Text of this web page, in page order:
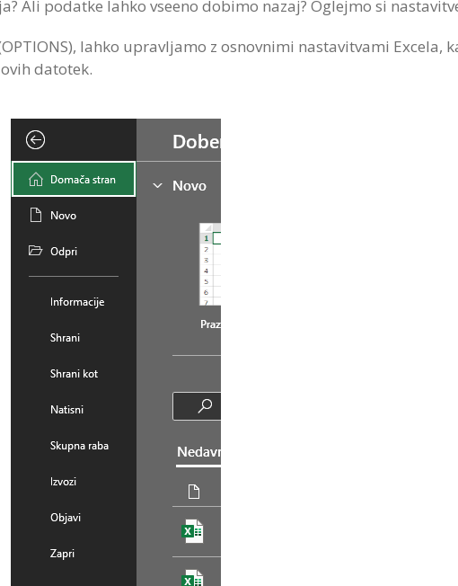
Ali podatke lahko vseeno dobimo nazaj? Oglejmo si
lahko upravljamo z osnovnimi nastavitvami Excela,
datotek.